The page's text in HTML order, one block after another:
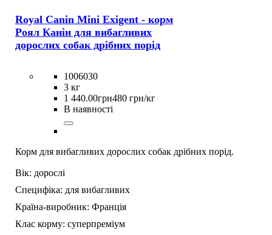
Royal Canin Mini Exigent - корм
Роял Канін для вибагливих
дорослих собак дрібних порід
1006030
3 кг
1 440.00грн480 грн/кг
В наявності
Корм для вибагливих дорослих собак дрібних порід.
Вік: дорослі
Специфіка: для вибагливих
Країна-виробник: Франція
Клас корму: суперпреміум